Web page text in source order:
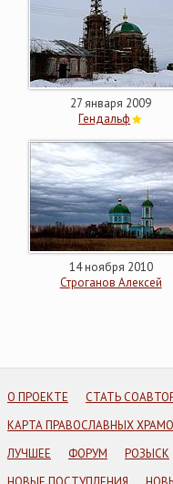
27 января 2009
Гендальф
14 ноября 2010
Строганов Алексей
О ПРОЕКТЕ СТАТЬ
КАРТА ПРАВОСЛАВНЫХ
ЛУЧШЕЕ
ФОРУМ РОЗЫСК